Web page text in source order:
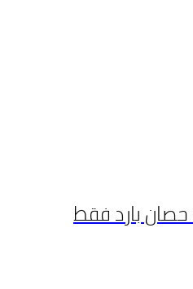
تكييف ميديا 2.25 حصان بارد فقط